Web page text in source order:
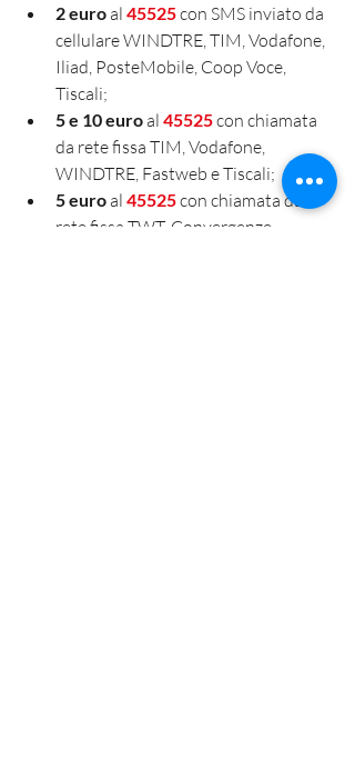
2 euro al 45525 con SMS inviato da
cellulare WINDTRE, TIM, Vodafone,
Iliad, PosteMobile, Coop Voce,
Tiscali;
5 e 10 euro al 45525 con chiamata
da rete fissa TIM, Vodafone,
WINDTRE, Fastweb e Tiscali;
5 euro al 45525 con chiamata da
rete fissa TWT, Convergenze,